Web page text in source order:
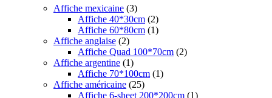
Affiche mexicaine (3)
Affiche 40*30cm (2)
Affiche 60*80cm (1)
Affiche anglaise (2)
Affiche Quad 100*70cm (2)
Affiche argentine (1)
Affiche 70*100cm (1)
Affiche américaine (25)
Affiche 6-sheet 200*200cm (1)